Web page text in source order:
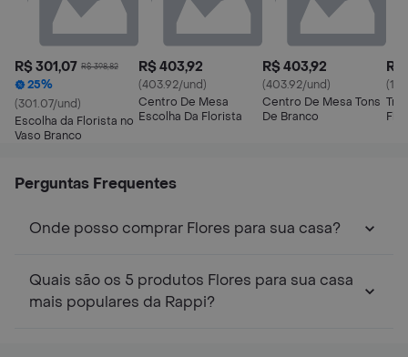
R$ 301,07 R$ 398,82
25%
(301.07/und)
Escolha da Florista no
Vaso Branco
R$ 403,92
(403.92/und)
Centro De Mesa
Escolha Da Florista
R$ 403,92
(403.92/und)
Centro De Mesa Tons
De Branco
R$
Perguntas Frequentes
Onde posso comprar Flores para sua casa?
Quais são os 5 produtos Flores para sua casa
mais populares da Rappi?